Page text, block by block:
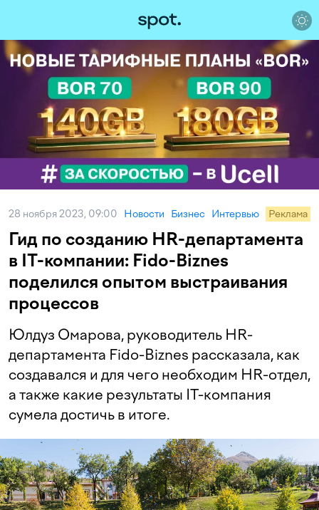
28 ноября 2023, 09:00 Новости Бизнес Интервью Реклама
Гид по созданию HR-департамента
в IT-компании: Fido-Biznes
поделился опытом выстраивания
процессов
Юлдуз Омарова, руководитель HR-
департамента Fido-Biznes рассказала, как
создавался и для чего необходим HR-отдел,
а также какие результаты IT-компания
сумела достичь в итоге.